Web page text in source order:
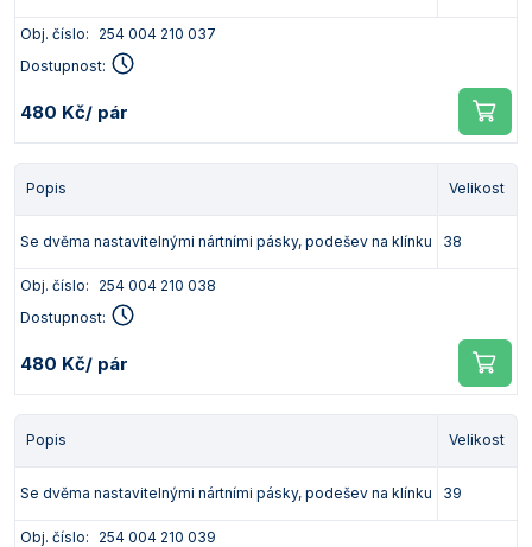
Obj. číslo:
254 004 210 037
Dostupnost:
480 Kč/ pár
Popis Velikost
Se dvěma nastavitelnými nártními pásky, podešev na klínku 38
Obj. číslo:
254 004 210 038
Dostupnost:
480 Kč/ pár
Popis Velikost
Se dvěma nastavitelnými nártními pásky, podešev na klínku 39
Obj. číslo:
254 004 210 039